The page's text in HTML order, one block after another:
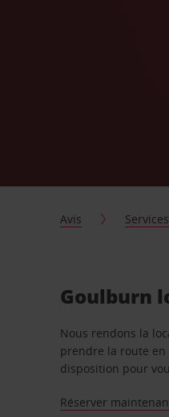
Avis
Goulburn
Nous rendons la
prendre la route en
disposition pour
Réserver